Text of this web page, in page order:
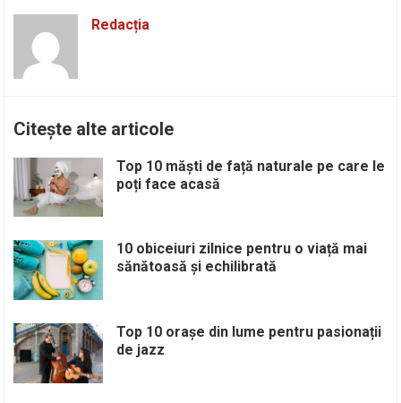
Redacția
Citește alte articole
Top 10 măști de față naturale pe care le
poți face acasă
10 obiceiuri zilnice pentru o viață mai
sănătoasă și echilibrată
Top 10 orașe din lume pentru pasionații
de jazz